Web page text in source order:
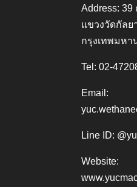
Address: 39
แขวงวัดกัล
กรุงเทพมหา
Tel: 02-
Email:
Line ID:
Website: